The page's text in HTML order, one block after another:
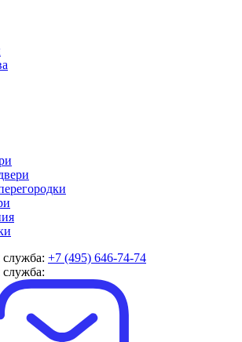
служба: +7 (495) 646-74-74
служба: